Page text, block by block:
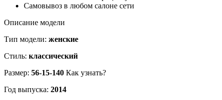
Самовывоз в любом салоне сети
Описание модели
Тип модели: женские
Стиль: классический
Размер: 56-15-140 Как узнать?
Год выпуска: 2014